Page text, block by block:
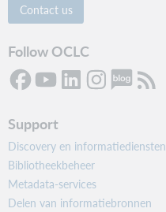
Contact us
Follow OCLC
Support
Discovery en informatiediensten
Bibliotheekbeheer
Metadata-services
Delen van informatiebronnen